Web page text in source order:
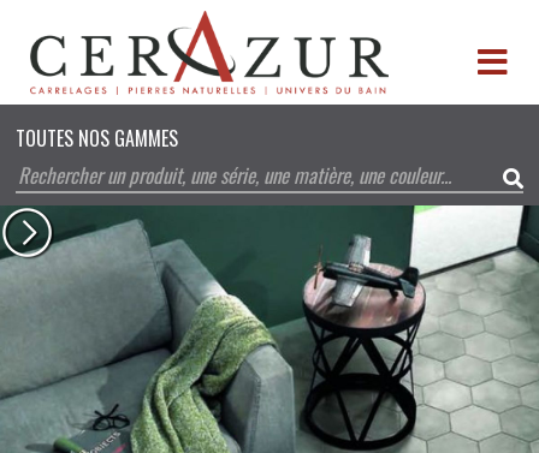
TOUTES NOS GAMMES